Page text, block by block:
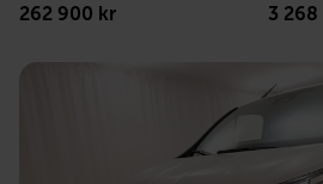
262 900 kr 3 268